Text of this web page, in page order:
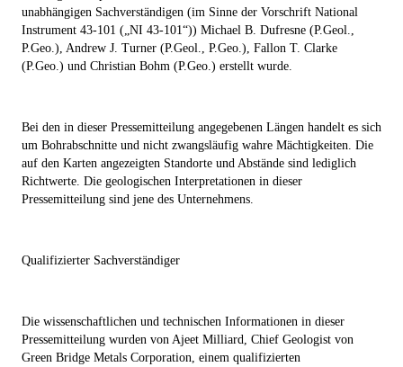
unabhängigen Sachverständigen (im Sinne der Vorschrift National
Instrument 43-101 („NI 43-101“)) Michael B. Dufresne (P.Geol.,
P.Geo.), Andrew J. Turner (P.Geol., P.Geo.), Fallon T. Clarke
(P.Geo.) und Christian Bohm (P.Geo.) erstellt wurde.
Bei den in dieser Pressemitteilung angegebenen Längen handelt es sich
um Bohrabschnitte und nicht zwangsläufig wahre Mächtigkeiten. Die
auf den Karten angezeigten Standorte und Abstände sind lediglich
Richtwerte. Die geologischen Interpretationen in dieser
Pressemitteilung sind jene des Unternehmens.
Qualifizierter Sachverständiger
Die wissenschaftlichen und technischen Informationen in dieser
Pressemitteilung wurden von Ajeet Milliard, Chief Geologist von
Green Bridge Metals Corporation, einem qualifizierten